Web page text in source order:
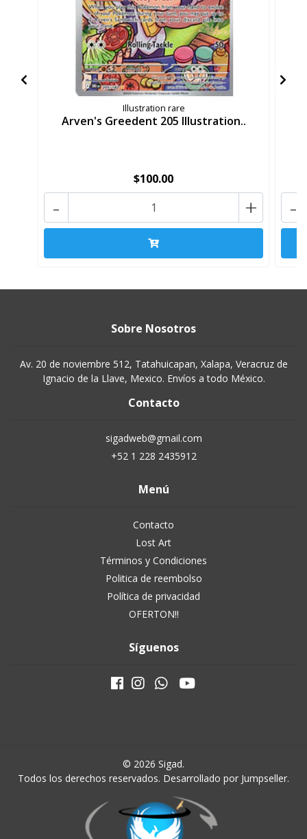
Illustration rare
Arven's Greedent 205 Illustration..
$100.00
+
- -
Sobre Nosotros
Av. 20 de noviembre 512, Tatahuicapan, Xalapa, Veracruz de
Ignacio de la Llave, Mexico. Envíos a todo México.
Contacto
sigadweb@gmail.com
+52 1 228 2435912
Menú
Contacto
Lost Art
Términos y Condiciones
Politica de reembolso
Política de privacidad
OFERTON!!
Síguenos
© 2026 Sigad.
Todos los derechos reservados. Desarrollado por Jumpseller.